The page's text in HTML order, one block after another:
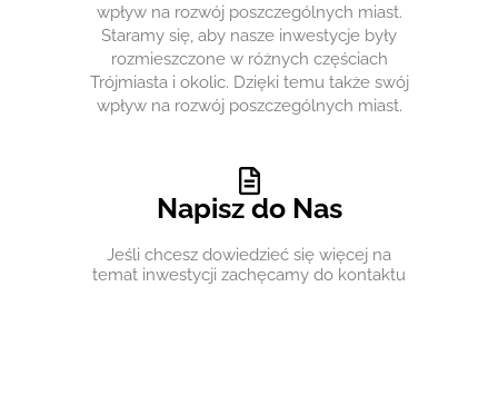
wpływ na rozwój poszczególnych miast.
Staramy się, aby nasze inwestycje były
rozmieszczone w różnych częściach
Trójmiasta i okolic. Dzięki temu także swój
wpływ na rozwój poszczególnych miast.
Napisz do Nas
Jeśli chcesz dowiedzieć się więcej na
temat inwestycji zachęcamy do kontaktu